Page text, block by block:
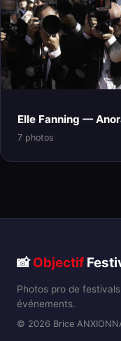
Elle Fanning —
7 photos
📸Objectif
Photos pro de
événements.
© 2026 Brice